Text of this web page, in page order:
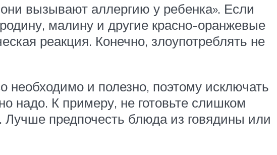
вызывают аллергию у ребенка». Если
малину и другие красно-оранжевые
реакция. Конечно, злоупотреблять не
и полезно, поэтому исключать
надо. К примеру, не готовьте слишком
Лучше предпочесть блюда из говядины или